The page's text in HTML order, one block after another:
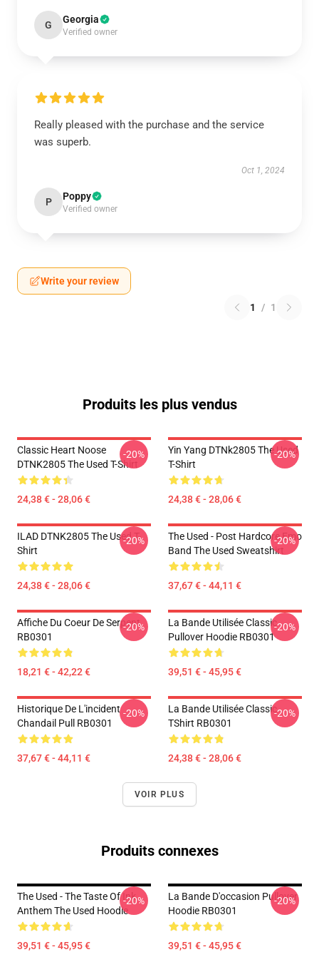
G Georgia
Verified owner
Really pleased with the purchase and the service
was superb.
Oct 1, 2024
P Poppy
Verified owner
Write your review
1 / 1
Produits les plus vendus
Classic Heart Noose
DTNK2805 The Used T-Shirt
24,38 € - 28,06 €
-20%
Yin Yang DTNk2805 The Used
T-Shirt
24,38 € - 28,06 €
-20%
ILAD DTNK2805 The Used T-
Shirt
24,38 € - 28,06 €
-20%
The Used - Post Hardcore Emo
Band The Used Sweatshirt
37,67 € - 44,11 €
-20%
Affiche Du Coeur De Serpent
RB0301
18,21 € - 42,22 €
-20%
La Bande Utilisée Classic
Pullover Hoodie RB0301
39,51 € - 45,95 €
-20%
Historique De L'incident
Chandail Pull RB0301
37,67 € - 44,11 €
-20%
La Bande Utilisée Classic
TShirt RB0301
24,38 € - 28,06 €
-20%
VOIR PLUS
Produits connexes
The Used - The Taste Of Ink
Anthem The Used Hoodie
39,51 € - 45,95 €
-20%
La Bande D'occasion Pullover
Hoodie RB0301
39,51 € - 45,95 €
-20%